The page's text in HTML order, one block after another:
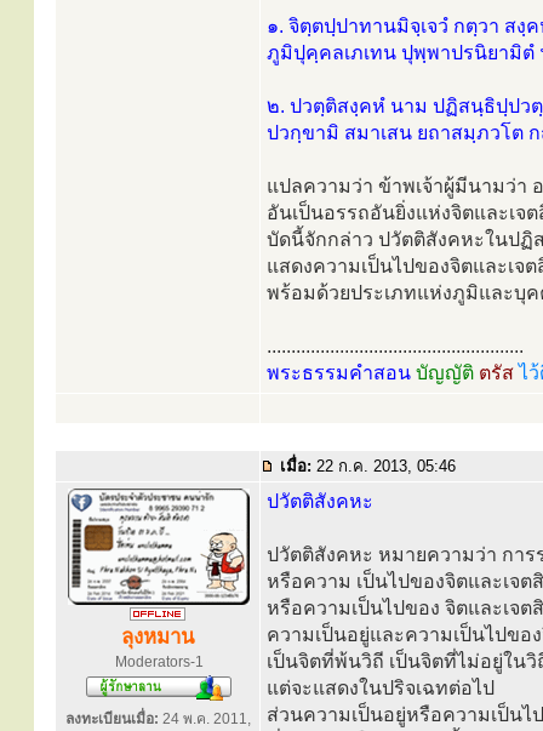
๑. จิตฺตปฺปาทานมิจฺเจวํ กตฺวา สงฺ
ภูมิปุคฺคลเภเทน ปุพฺพาปรนิยามิตํ
๒. ปวตฺติสงฺคหํ นาม ปฏิสนฺธิปฺปว
ปวกฺขามิ สมาเสน ยถาสมฺภวโต
แปลความว่า ข้าพเจ้าผู้มีนามว่า
อันเป็นอรรถอันยิ่งแห่งจิตและเจ
บัดนี้จักกล่าว ปวัตติสังคหะในปฏิ
แสดงความเป็นไปของจิตและเจ
พร้อมด้วยประเภทแห่งภูมิและบุ
.....................................................
พระธรรมคำสอน บัญญัติ ตรัสไ
เมื่อ: 22 ก.ค. 2013, 05:46
ลุงหมาน
Moderators-1
ลงทะเบียนเมื่อ: 24 พ.ค. 2011,
ปวัตติสังคหะ
ปวัตติสังคหะ หมายความว่า การ
หรือความ เป็นไปของจิตและเจ
หรือความเป็นไปของ จิตและเจ
ความเป็นอยู่และความเป็นไปข
เป็นจิตที่พ้นวิถี เป็นจิตที่ไม่อยู่ใน
แต่จะแสดงในปริจเฉทต่อไป
ส่วนความเป็นอยู่หรือความเป็นไ